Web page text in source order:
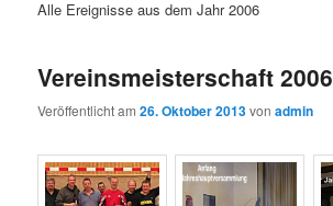
Alle Ereignisse aus dem Jahr 2006
Vereinsmeisterschaft 2006
Veröffentlicht am26. Oktober 2013vonadmin